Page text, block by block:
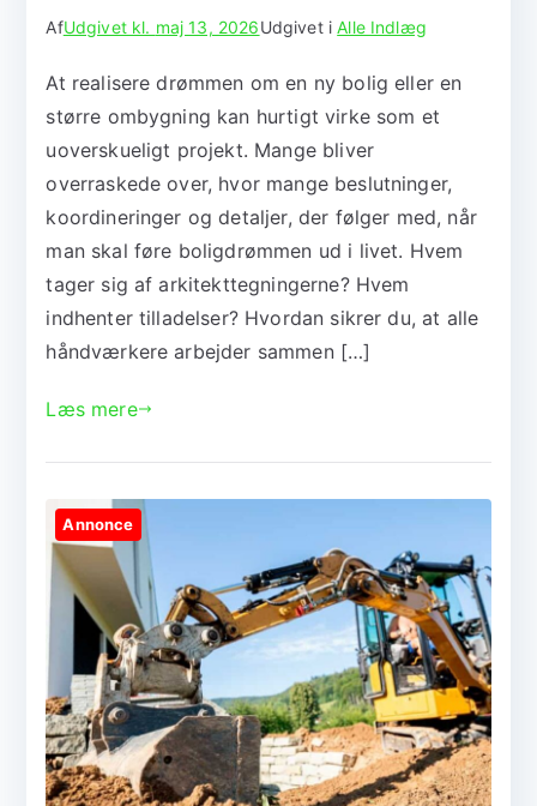
AfUdgivet kl. maj 13, 2026Udgivet iAlle Indlæg
At realisere drømmen om en ny bolig eller en
større ombygning kan hurtigt virke som et
uoverskueligt projekt. Mange bliver
overraskede over, hvor mange beslutninger,
koordineringer og detaljer, der følger med, når
man skal føre boligdrømmen ud i livet. Hvem
tager sig af arkitekttegningerne? Hvem
indhenter tilladelser? Hvordan sikrer du, at alle
håndværkere arbejder sammen […]
Læs mere
Annonce